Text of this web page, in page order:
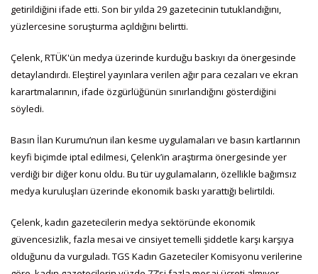
getirildiğini ifade etti. Son bir yılda 29 gazetecinin tutuklandığını,
yüzlercesine soruşturma açıldığını belirtti.
Çelenk, RTÜK'ün medya üzerinde kurduğu baskıyı da önergesinde
detaylandırdı. Eleştirel yayınlara verilen ağır para cezaları ve ekran
karartmalarının, ifade özgürlüğünün sınırlandığını gösterdiğini
söyledi.
Basın İlan Kurumu’nun ilan kesme uygulamaları ve basın kartlarının
keyfi biçimde iptal edilmesi, Çelenk’in araştırma önergesinde yer
verdiği bir diğer konu oldu. Bu tür uygulamaların, özellikle bağımsız
medya kuruluşları üzerinde ekonomik baskı yarattığı belirtildi.
Çelenk, kadın gazetecilerin medya sektöründe ekonomik
güvencesizlik, fazla mesai ve cinsiyet temelli şiddetle karşı karşıya
olduğunu da vurguladı. TGS Kadın Gazeteciler Komisyonu verilerine